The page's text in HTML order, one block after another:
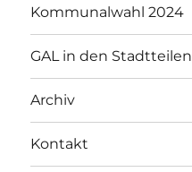
Kommunalwahl 2024
GAL in den Stadtteilen
Archiv
Kontakt